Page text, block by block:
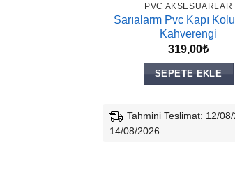
PVC AKSESUARLAR
Sarıalarm Pvc Kapı
Kahverengi
319,00₺
SEPETE EKLE
Tahmini Teslimat: 12/
14/08/2026